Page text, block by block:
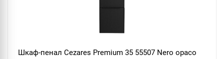
Шкаф-пенал Cezares Premium 35 55507 Nero opaco